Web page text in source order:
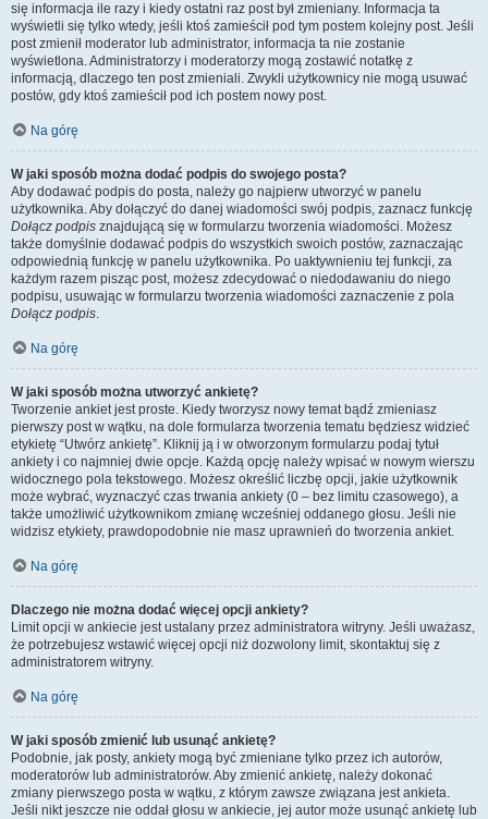
się informacja ile razy i kiedy ostatni raz post był zmieniany. Informacja ta
wyświetli się tylko wtedy, jeśli ktoś zamieścił pod tym postem kolejny post. Jeśli
post zmienił moderator lub administrator, informacja ta nie zostanie
wyświetlona. Administratorzy i moderatorzy mogą zostawić notatkę z
informacją, dlaczego ten post zmieniali. Zwykli użytkownicy nie mogą usuwać
postów, gdy ktoś zamieścił pod ich postem nowy post.
Na górę
W jaki sposób można dodać podpis do swojego posta?
Aby dodawać podpis do posta, należy go najpierw utworzyć w panelu
użytkownika. Aby dołączyć do danej wiadomości swój podpis, zaznacz funkcję
Dołącz podpis znajdującą się w formularzu tworzenia wiadomości. Możesz
także domyślnie dodawać podpis do wszystkich swoich postów, zaznaczając
odpowiednią funkcję w panelu użytkownika. Po uaktywnieniu tej funkcji, za
każdym razem pisząc post, możesz zdecydować o niedodawaniu do niego
podpisu, usuwając w formularzu tworzenia wiadomości zaznaczenie z pola
Dołącz podpis.
Na górę
W jaki sposób można utworzyć ankietę?
Tworzenie ankiet jest proste. Kiedy tworzysz nowy temat bądź zmieniasz
pierwszy post w wątku, na dole formularza tworzenia tematu będziesz widzieć
etykietę “Utwórz ankietę”. Kliknij ją i w otworzonym formularzu podaj tytuł
ankiety i co najmniej dwie opcje. Każdą opcję należy wpisać w nowym wierszu
widocznego pola tekstowego. Możesz określić liczbę opcji, jakie użytkownik
może wybrać, wyznaczyć czas trwania ankiety (0 – bez limitu czasowego), a
także umożliwić użytkownikom zmianę wcześniej oddanego głosu. Jeśli nie
widzisz etykiety, prawdopodobnie nie masz uprawnień do tworzenia ankiet.
Na górę
Dlaczego nie można dodać więcej opcji ankiety?
Limit opcji w ankiecie jest ustalany przez administratora witryny. Jeśli uważasz,
że potrzebujesz wstawić więcej opcji niż dozwolony limit, skontaktuj się z
administratorem witryny.
Na górę
W jaki sposób zmienić lub usunąć ankietę?
Podobnie, jak posty, ankiety mogą być zmieniane tylko przez ich autorów,
moderatorów lub administratorów. Aby zmienić ankietę, należy dokonać
zmiany pierwszego posta w wątku, z którym zawsze związana jest ankieta.
Jeśli nikt jeszcze nie oddał głosu w ankiecie, jej autor może usunąć ankietę lub